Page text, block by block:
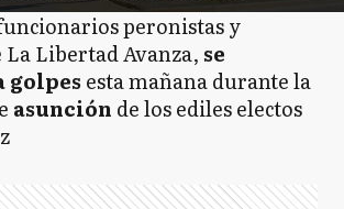
peronistas y
Libertad Avanza, se
golpes esta mañana durante la
asunción de los ediles electos